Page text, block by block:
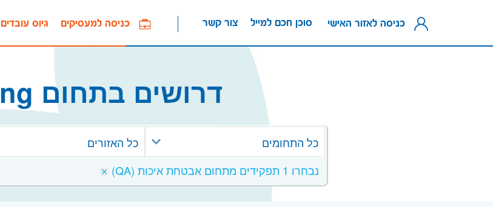
גיוס עובדים כניסה למעסיקים צור קשר סוכן חכם למייל כניסה לאזור האישי
דרושים בתחום Billing
כל התחומים
כל האזורים
נבחרו 1 תפקידים מתחום אבטחת איכות (QA)